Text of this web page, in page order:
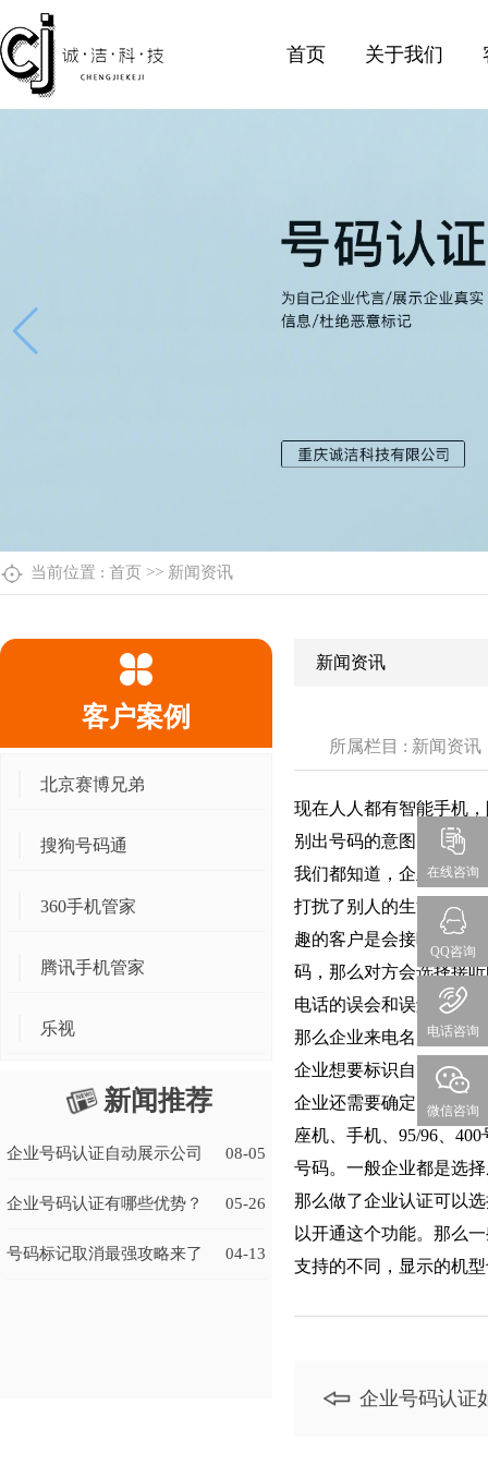
首页 关于我们
当前位置 : 首页 >> 新闻资讯
客户案例
北京赛博兄弟
搜狗号码通
360手机管家
腾讯手机管家
乐视
新闻推荐
企业号码认证自动展示公司
名称有什么好处？
08-05
企业号码认证有哪些优势？ 05-26
号码标记取消最强攻略来了 04-13
新闻资讯
所属栏目 : 新闻资讯
现在人人都有智能手机
别出号码的意图，这个
我们都知道，企业号码
打扰了别人的生活，那
趣的客户是会接听的，
码，那么对方会选择接
电话的误会和误解，这
那么企业来电名片是如
企业想要标识自己的来
企业还需要确定自己想
座机、手机、95/96、
号码。一般企业都是选
那么做了企业认证可以
以开通这个功能。那么
支持的不同，显示的机
企业号码认证
在线咨询
QQ咨询
电话咨询
微信咨询